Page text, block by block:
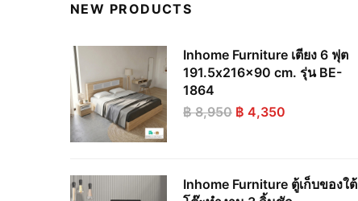
NEW PRODUCTS
Inhome Furniture เตียง 6 ฟุต
191.5x216x90 cm. รุ่น BE-
1864
฿8,950 Original
฿ 4,350
Inhome Furniture ตู้เก็บของใต้